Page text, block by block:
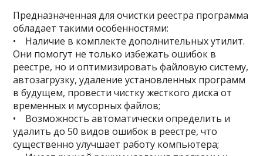
Предназначенная для очистки реестра программа
обладает такими особенностями:
• Наличие в комплекте дополнительных утилит.
Они помогут не только избежать ошибок в
реестре, но и оптимизировать файловую систему,
автозагрузку, удаление установленных программ
в будущем, провести чистку жесткого диска от
временных и мусорных файлов;
• Возможность автоматически определить и
удалить до 50 видов ошибок в реестре, что
существенно улучшает работу компьютера;